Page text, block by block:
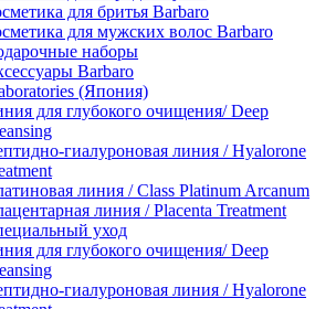
для бритья Barbaro
для мужских волос Barbaro
наборы
Barbaro
(Япония)
для глубокого очищения/ Deep
гиалуроновая линия / Hyalorone
линия / Class Platinum Arcanum
линия / Placenta Treatment
уход
для глубокого очищения/ Deep
гиалуроновая линия / Hyalorone